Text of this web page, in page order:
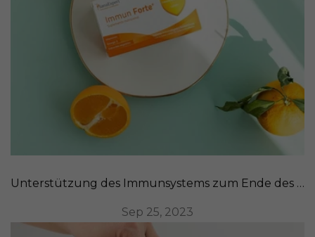
Unterstützung des Immunsystems zum Ende des Sommers: Rezepte und nahrhafte Lebensmittel
Sep 25, 2023